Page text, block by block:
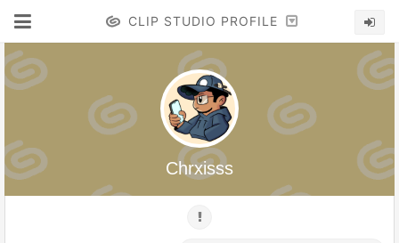
CLIP STUDIO PROFILE
Chrxisss